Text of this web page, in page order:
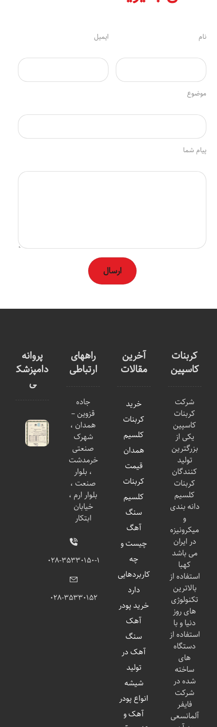
نام ایمیل
موضوع
پیام شما
کربنات
کاسپین
شرکت
کربنات
کاسپین
یکی از
بزرگترین
تولید
کنندگان
کربنات
کلسیم
دانه بندی
و
میکرونیزه
در ایران
می باشد
کهبا
استفاده از
بالاترین
تکنولوژی
های روز
دنیا و با
استفاده از
دستگاه
های
ساخته
شده در
شرکت
فایفر
آلمانسعی
آخرین
مقالات
خرید
کربنات
کلسیم
همدان
قیمت
کربنات
کلسیم
سنگ
آهگ
چیست و
چه
کاربردهایی
دارد
خرید پودر
آهک
سنگ
آهک در
تولید
شیشه
انواع پودر
آهک و
راههای
ارتباطی
جاده
قزوین –
همدان ،
شهرک
صنعتی
خرمدشت
، بلوار
صنعت ،
بلوار ارم ،
خیابان
ابتکار
۰۲۸-۳۵۳۳۰۱۵۰-۱
۰۲۸-۳۵۳۳۰۱۵۲
پروانه
دامپزشک
ی